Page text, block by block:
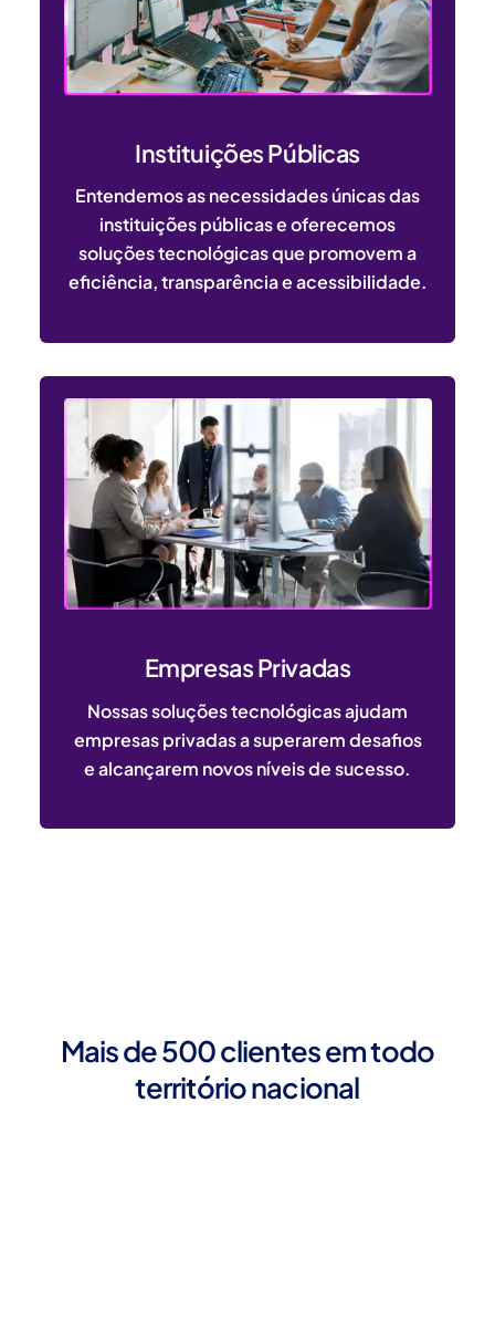
Instituições Públicas
Entendemos as necessidades únicas das
instituições públicas e oferecemos
soluções tecnológicas que promovem a
eficiência, transparência e acessibilidade.
Empresas Privadas
Nossas soluções tecnológicas ajudam
empresas privadas a superarem desafios
e alcançarem novos níveis de sucesso.
Mais de 500 clientes em todo
território nacional